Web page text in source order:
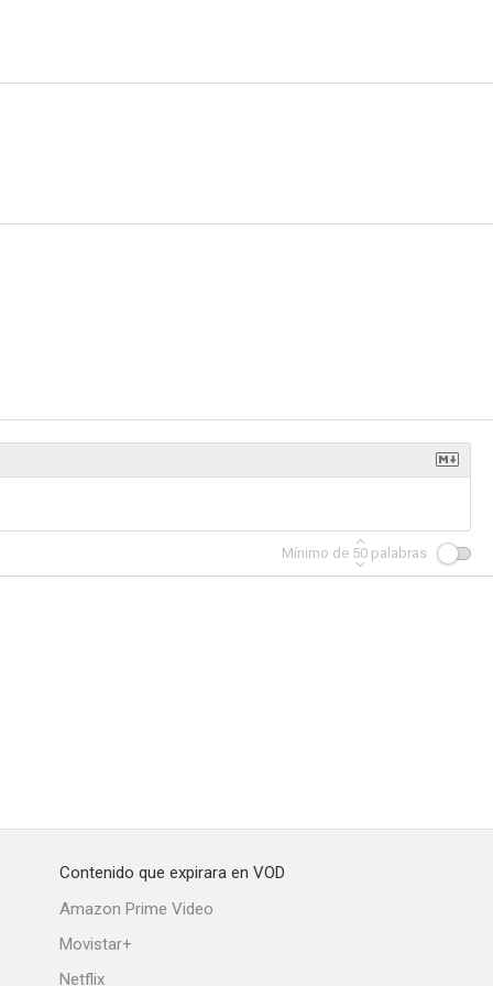
Mínimo de 50 palabras
Contenido que expirara en VOD
Amazon Prime Video
Movistar+
Netflix